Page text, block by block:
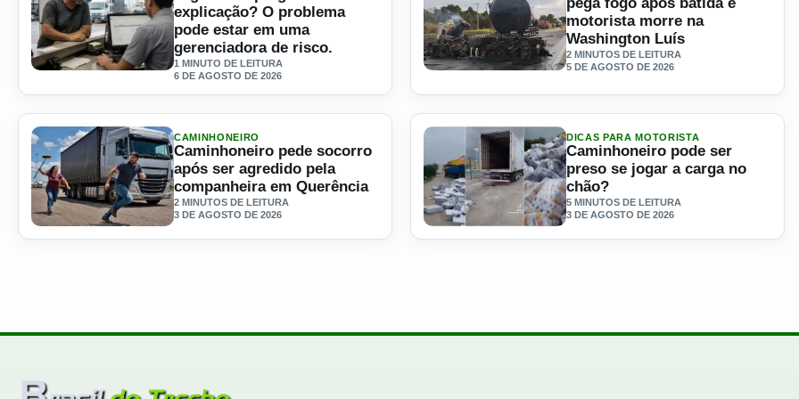
Ler materia: Perdeu um frete ou uma vaga de emprego sem explicação? O problema pode estar em uma gerenciadora de
explicação? O problema
pode estar em uma
gerenciadora de risco.
1 MINUTO DE LEITURA
6 DE AGOSTO DE 2026
motorista morre na
Washington Luís
2 MINUTOS DE LEITURA
5 DE AGOSTO DE 2026
Ler materia: Caminhoneiro pede socorro após ser agredido pela companheira em Querência
CAMINHONEIRO
Caminhoneiro pede socorro
após ser agredido pela
companheira em Querência
2 MINUTOS DE LEITURA
3 DE AGOSTO DE 2026
Ler materia: Caminhoneiro pode ser preso se jogar a carga
DICAS PARA MOTORISTA
Caminhoneiro pode ser
preso se jogar a carga no
chão?
5 MINUTOS DE LEITURA
3 DE AGOSTO DE 2026